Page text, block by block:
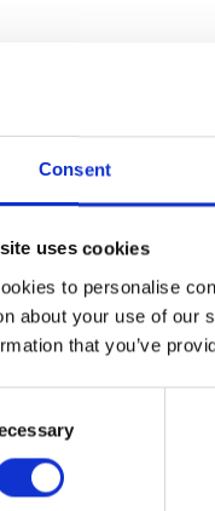
Consent
uses cookies
to personalise
about your use of our
that you’ve